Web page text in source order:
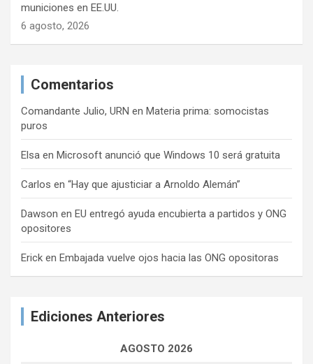
municiones en EE.UU.
6 agosto, 2026
Comentarios
Comandante Julio, URN en Materia prima: somocistas
puros
Elsa en Microsoft anunció que Windows 10 será gratuita
Carlos en “Hay que ajusticiar a Arnoldo Alemán”
Dawson en EU entregó ayuda encubierta a partidos y ONG
opositores
Erick en Embajada vuelve ojos hacia las ONG opositoras
Ediciones Anteriores
AGOSTO 2026